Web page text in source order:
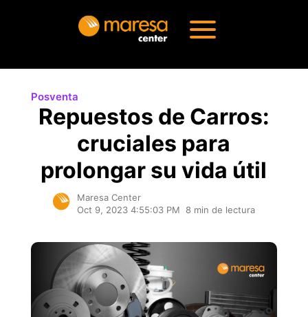
Posventa
Repuestos de Carros:
cruciales para
prolongar su vida útil
Maresa Center
Oct 9, 2023 4:55:03 PM 8 min de lectura